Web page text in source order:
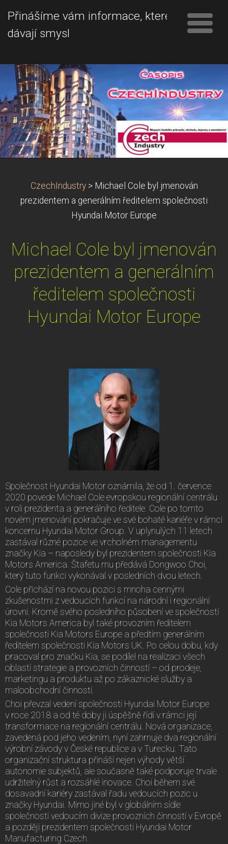
Přinášíme vám informace, které
dávají smysl
CzechIndustry > Michael Cole byl jmenován
prezidentem a generálním ředitelem společnosti
Hyundai Motor Europe
Michael Cole byl jmenován
prezidentem a generálním
ředitelem společnosti
Hyundai Motor Europe
Společnost Hyundai Motor oznámila, že od 1. července
2020 povede Michael Cole evropskou regionální centrálu
v roli prezidenta a generálního ředitele. Cole po tomto
novém jmenování pokračuje ve své bohaté kariéře v rámci
koncernu Hyundai Motor Group. V uplynulých 11 letech
zastával různé pozice ve vrcholném managementu
značky Kia – naposledy byl prezidentem společnosti Kia
Motors America. Štafetu mu předává Dongwoo Choi,
který tuto funkci vykonával v posledních dvou letech.
Cole přichází na novou pozici s mnoha cennými
zkušenostmi z vedoucích funkcí na národní i regionální
úrovni. Kromě svého posledního působení ve společnosti
Kia Motors America byl také provozním ředitelem
společnosti Kia Motors Europe a předtím generálním
ředitelem společnosti Kia Motors UK. Po celou dobu, kdy
pracoval pro značku Kia, se podílel na realizaci všech
oblastí strategie a provozních činností – od prodeje,
marketingu a produktu až po zákaznické služby a
maloobchodní činnosti.
Choi převzal vedení společnosti Hyundai Motor Europe
v roce 2018 a od té doby ji úspěšně řídí v rámci její
transformace na regionální centrálu. Nová organizace,
zavedená pod jeho vedením, nyní zahrnuje dva regionální
výrobní závody v České republice a v Turecku. Tato
organizační struktura přináší nejen výhody větší
autonomie subjektů, ale současně také podporuje trvale
udržitelný růst a rozsáhlé inovace. Choi během své
dosavadní kariéry zastával řadu vedoucích pozic u
značky Hyundai. Mimo jiné byl v globálním sídle
společnosti vedoucím divize provozních činností v Evropě
a později prezidentem společnosti Hyundai Motor
Manufacturing Czech.